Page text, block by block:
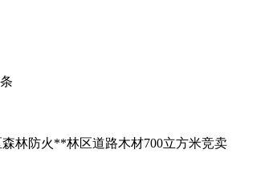
林防火**林区道路木材700立方米竞卖